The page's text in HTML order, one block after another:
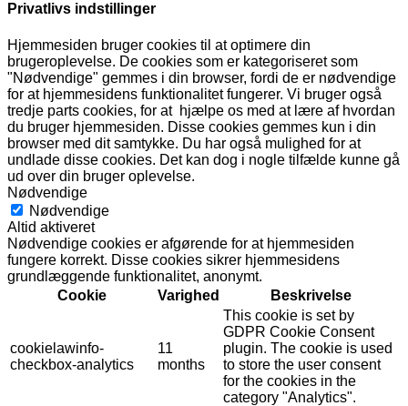
Privatlivs indstillinger
Hjemmesiden bruger cookies til at optimere din
brugeroplevelse. De cookies som er kategoriseret som
"Nødvendige" gemmes i din browser, fordi de er nødvendige
for at hjemmesidens funktionalitet fungerer. Vi bruger også
tredje parts cookies, for at hjælpe os med at lære af hvordan
du bruger hjemmesiden. Disse cookies gemmes kun i din
browser med dit samtykke. Du har også mulighed for at
undlade disse cookies. Det kan dog i nogle tilfælde kunne gå
ud over din bruger oplevelse.
Nødvendige
Nødvendige
Altid aktiveret
Nødvendige cookies er afgørende for at hjemmesiden
fungere korrekt. Disse cookies sikrer hjemmesidens
grundlæggende funktionalitet, anonymt.
Cookie
Varighed Beskrivelse
cookielawinfo-
checkbox-analytics
11
months
This cookie is set by
GDPR Cookie Consent
plugin. The cookie is used
to store the user consent
for the cookies in the
category "Analytics".